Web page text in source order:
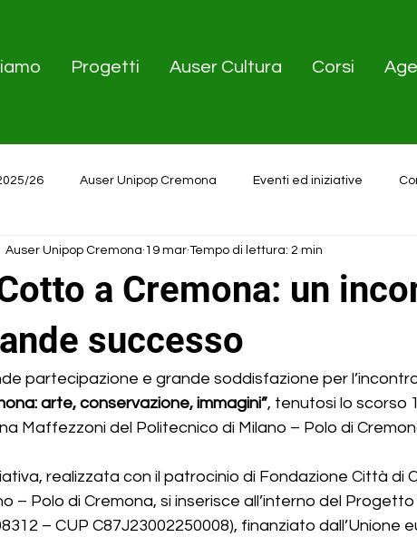
Progetti Auser Cultura Corsi
26 Auser Unipop Cremona Eventi ed iniziative
a Cremona: un
successo
Auser Unipop Cremona 19 mar Tempo di lettura: 2 min
partecipazione e grande soddisfazione per
arte, conservazione, immagini”, tenutosi lo scorso
Maffezzoni del Politecnico di Milano – Polo di
realizzata con il patrocinio di Fondazione Città di
– Polo di Cremona, si inserisce all’interno del Progetto
– CUP C87J23002250008), finanziato dall’Unione